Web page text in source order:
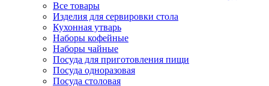
Все товары
Изделия для сервировки стола
Кухонная утварь
Наборы кофейные
Наборы чайные
Посуда для приготовления пищи
Посуда одноразовая
Посуда столовая